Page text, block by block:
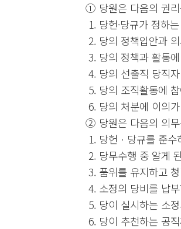
① 당원은 다음의 권리
1. 당헌·당규가 정하
2. 당의 정책입안과
3. 당의 정책과 활동
4. 당의 선출직 당직
5. 당의 조직활동에
6. 당의 처분에 이의
② 당원은 다음의 의무
1. 당헌ㆍ당규를 준
2. 당무수행 중 알게
3. 품위를 유지하고
4. 소정의 당비를 납
5. 당이 실시하는 소
6. 당이 추천하는 공